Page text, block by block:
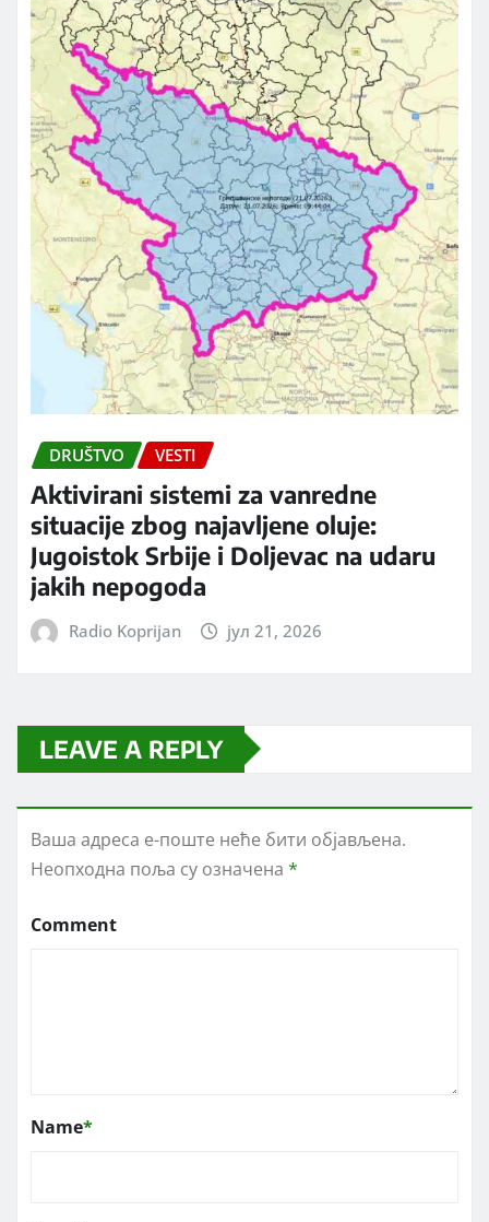
DRUŠTVO VESTI
Aktivirani sistemi za vanredne
situacije zbog najavljene oluje:
Jugoistok Srbije i Doljevac na udaru
jakih nepogoda
Radio Koprijan јул 21, 2026
LEAVE A REPLY
Ваша адреса е-поште неће бити објављена.
Неопходна поља су означена *
Comment
Name*